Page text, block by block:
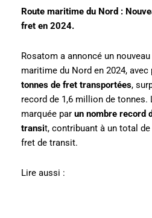
Route maritime du Nord :
fret en 2024.
Rosatom a annoncé un
maritime du Nord en 2024, avec
tonnes de fret transportées,
record de 1,6 million de tonnes.
marquée par un nombre record
transit, contribuant à un total
fret de transit.
Lire aussi :